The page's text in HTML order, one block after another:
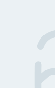
аксессуары